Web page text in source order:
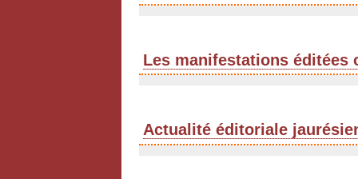
Les manifestations éditées
Actualité éditoriale